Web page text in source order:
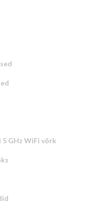
5 GHz WiFi võrk